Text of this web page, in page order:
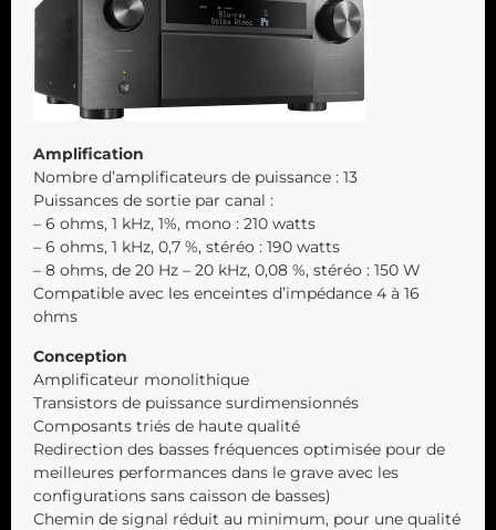
Amplification
Nombre d’amplificateurs de puissance : 13
Puissances de sortie par canal :
– 6 ohms, 1 kHz, 1%, mono : 210 watts
– 6 ohms, 1 kHz, 0,7 %, stéréo : 190 watts
– 8 ohms, de 20 Hz – 20 kHz, 0,08 %, stéréo : 150 W
Compatible avec les enceintes d’impédance 4 à 16
ohms
Conception
Amplificateur monolithique
Transistors de puissance surdimensionnés
Composants triés de haute qualité
Redirection des basses fréquences optimisée pour de
meilleures performances dans le grave avec les
configurations sans caisson de basses)
Chemin de signal réduit au minimum, pour une qualité